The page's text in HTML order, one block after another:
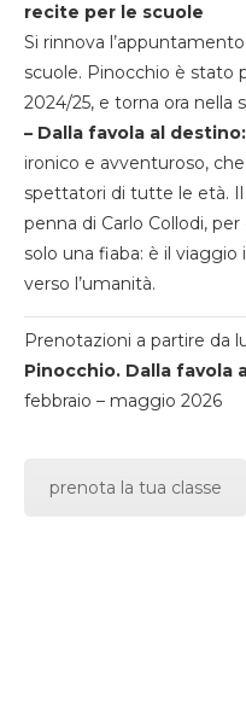
recite per le scuole
Si rinnova
scuole. Pinocchio è stato
2024/25, e torna ora nella
– Dalla favola al destino:
ironico e avventuroso,
spettatori di tutte le età. Il
penna di Carlo Collodi,
solo una fiaba: è il
verso l’umanità.
Prenotazioni a partire da
Pinocchio. Dalla favola
febbraio – maggio 2026
prenota la tua classe